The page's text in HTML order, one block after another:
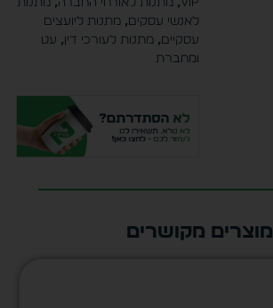
לאנשי עסקים, מתנות ליועצים
עסקיים, מתנות לעורכי דין, עט
ומחברת
מוצרים מקושרים